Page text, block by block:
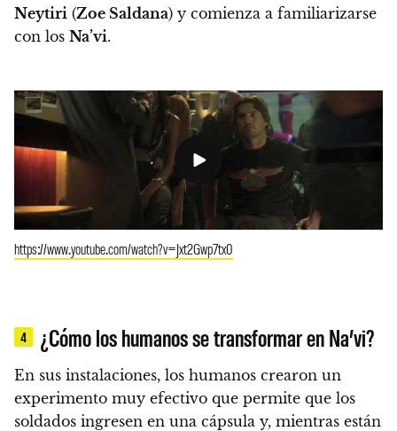
Neytiri (Zoe Saldana) y comienza a familiarizarse
con los Na’vi.
https://www.youtube.com/watch?v=Jxt2Gwp7tx0
4 ¿Cómo los humanos se transformar en Na’vi?
En sus instalaciones, los humanos crearon un
experimento muy efectivo que permite que los
soldados ingresen en una cápsula y, mientras están